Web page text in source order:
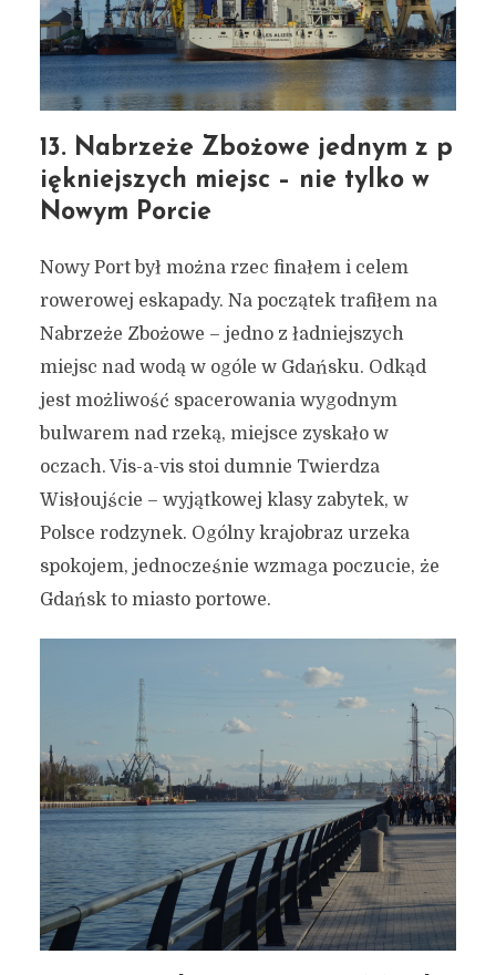
13. Nabrzeże Zbożowe jednym z p
iękniejszych miejsc – nie tylko w
Nowym Porcie
Nowy Port był można rzec finałem i celem
rowerowej eskapady. Na początek trafiłem na
Nabrzeże Zbożowe – jedno z ładniejszych
miejsc nad wodą w ogóle w Gdańsku. Odkąd
jest możliwość spacerowania wygodnym
bulwarem nad rzeką, miejsce zyskało w
oczach. Vis-a-vis stoi dumnie Twierdza
Wisłoujście – wyjątkowej klasy zabytek, w
Polsce rodzynek. Ogólny krajobraz urzeka
spokojem, jednocześnie wzmaga poczucie, że
Gdańsk to miasto portowe.